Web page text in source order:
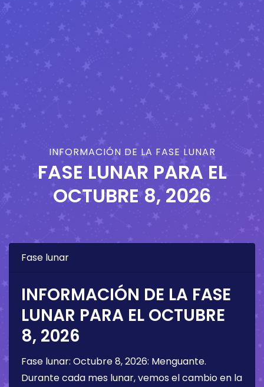
INFORMACIÓN DE LA FASE LUNAR
FASE LUNAR PARA EL
OCTUBRE 8, 2026
Fase lunar
INFORMACIÓN DE LA FASE
LUNAR PARA EL OCTUBRE
8, 2026
Fase lunar: Octubre 8, 2026: Menguante.
Durante cada mes lunar, vemos el cambio en la